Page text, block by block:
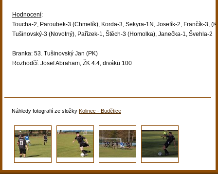
Hodnocení:
Toucha-2, Paroubek-3 (Chmelík), Korda-3, Sekyra-1N, Josefík-2, Frančík-3,
Tušinovský-3 (Novotný), Pařízek-1, Štěch-3 (Homolka), Janečka-1, Švehla-2
Branka: 53. Tušinovský Jan (PK)
Rozhodčí: Josef Abraham, ŽK 4:4, diváků 100
Náhledy fotografií ze složky Kolinec - Budětice